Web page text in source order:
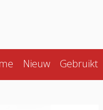
Nieuw Gebruikt